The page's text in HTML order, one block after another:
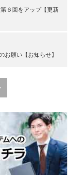
６回をアップ【更新
お願い【お知らせ】